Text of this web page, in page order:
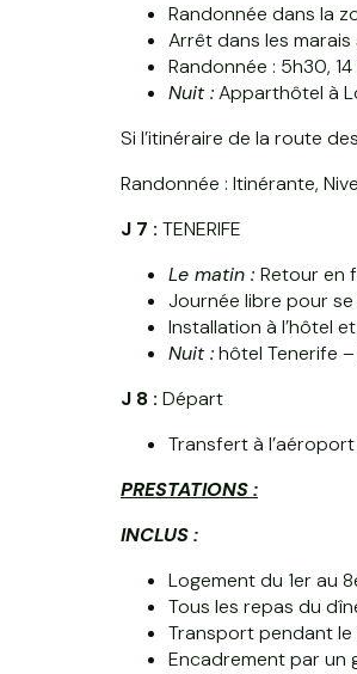
Randonnée dans la
Arrêt dans les
Randonnée : 5h30,
Nuit :Apparthôtel à
Si l’itinéraire de la route
Randonnée : Itinérante,
J 7 : TENERIFE
Le matin : Retour en
Journée libre pour
Installation à l’hôtel
Nuit :hôtel Tenerife –
J 8 : Départ
Transfert à
PRESTATIONS :
INCLUS :
Logement du 1er au
Tous les repas du
Transport pendant le
Encadrement par un